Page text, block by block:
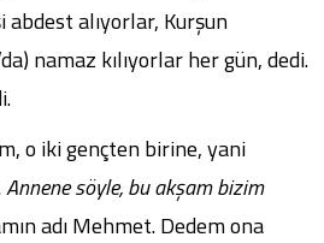
abdest alıyorlar, Kurşun
namaz kılıyorlar her gün, dedi.
o iki gençten birine, yani
Annene söyle, bu akşam bizim
adı Mehmet. Dedem ona